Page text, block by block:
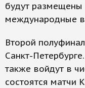
будут
международные
Второй
Санкт-
также войдут в
состоятся матчи